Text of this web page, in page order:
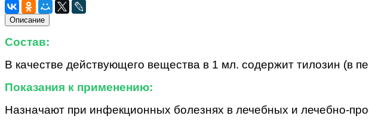
Описание
Состав:
В качестве действующего вещества в 1 мл. содержит тилозин (в
Показания к применению:
Назначают при инфекционных болезнях в лечебных и лечебно-